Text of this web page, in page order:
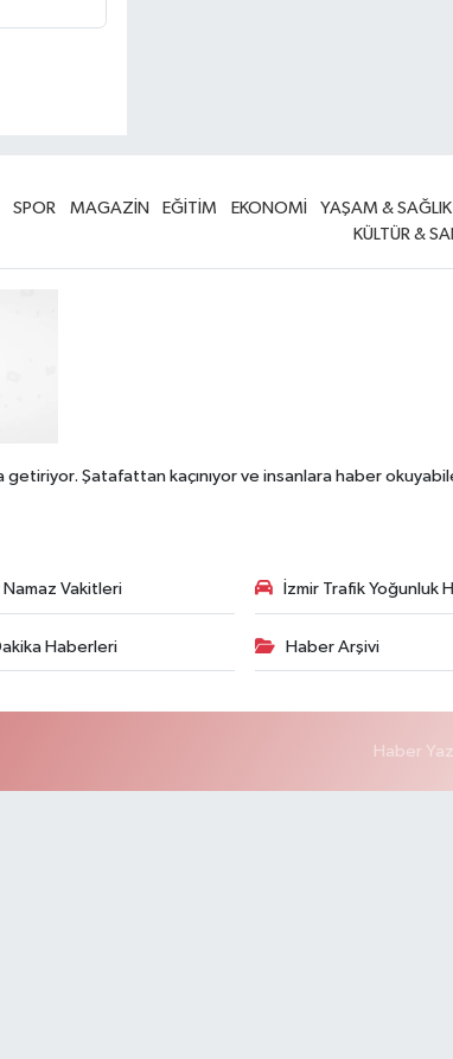
SPOR MAGAZİN EĞİTİM EKONOMİ YAŞAM & SAĞLIK
KÜLTÜR &
Şatafattan kaçınıyor ve insanlara haber
Namaz Vakitleri İzmir Trafik Yoğunluk
Haberleri Haber Arşivi
Haber